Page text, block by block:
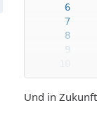
Und in